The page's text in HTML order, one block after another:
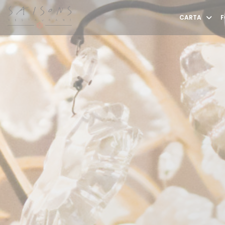
Personalización de sus opciones de cookies
CARTA